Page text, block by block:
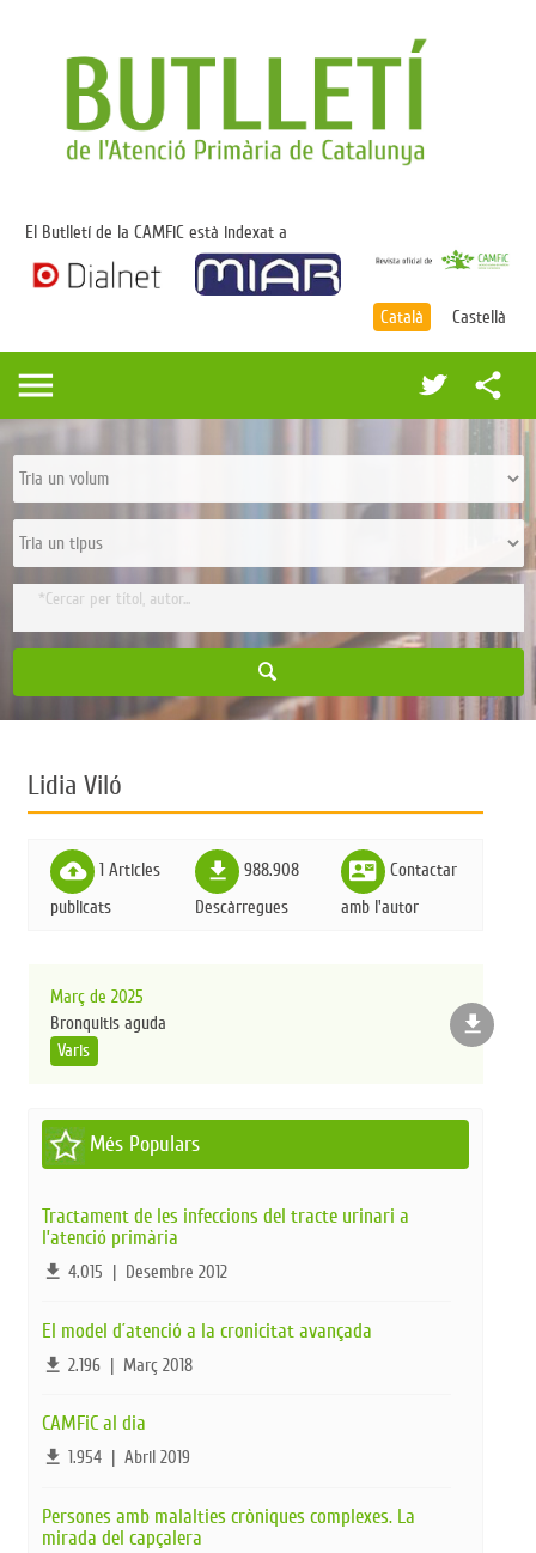
El Butlletí de la CAMFiC està indexat a
Català Castellà
share
menu
Lidia Viló
cloud_upload
1 Articles
publicats
file_download
988.908
Descàrregues
contact_mail
Contactar
amb l'autor
Març de 2025
Bronquitis aguda
Varis
file_download
Més Populars
Tractament de les infeccions del tracte urinari a
l’atenció primària
file_download 4.015 | Desembre 2012
El model d´atenció a la cronicitat avançada
file_download 2.196| Març 2018
CAMFiC al dia
file_download 1.954| Abril 2019
Persones amb malalties cròniques complexes. La
mirada del capçalera